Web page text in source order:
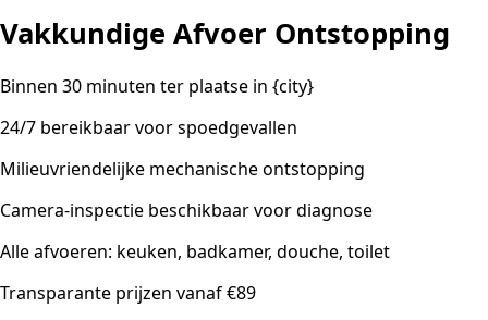
Vakkundige Afvoer Ontstopping
Binnen 30 minuten ter plaatse in {city}
24/7 bereikbaar voor spoedgevallen
Milieuvriendelijke mechanische ontstopping
Camera-inspectie beschikbaar voor diagnose
Alle afvoeren: keuken, badkamer, douche, toilet
Transparante prijzen vanaf €89